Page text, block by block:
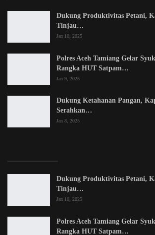
Dukung Produktivitas Petani,
Tinjau…
Jan 10, 2025
Polres Aceh Tamiang Gelar
Rangka HUT Satpam…
Jan 9, 2025
Dukung Ketahanan Pangan,
Serahkan…
Jan 8, 2025
Dukung Produktivitas Petani,
Tinjau…
Jan 10, 2025
Polres Aceh Tamiang Gelar
Rangka HUT Satpam…